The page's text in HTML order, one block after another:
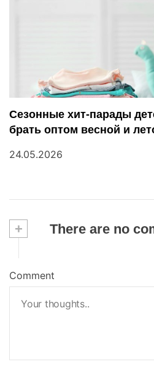
Сезонные хит-парады
брать оптом весной и
24.05.2026
+ There are no
Comment